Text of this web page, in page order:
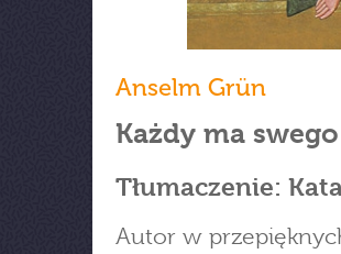
Anselm Grün
Każdy ma
Tłumaczenie:
Autor w